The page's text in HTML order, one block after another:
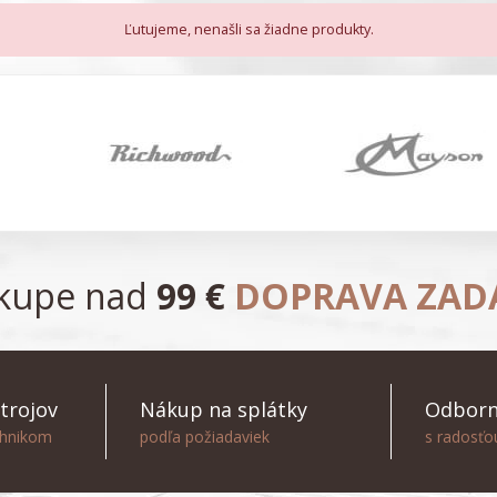
Ľutujeme, nenašli sa žiadne produkty.
nad 99 € DOPRAVA
Nákup na splátky
podľa požiadaviek s